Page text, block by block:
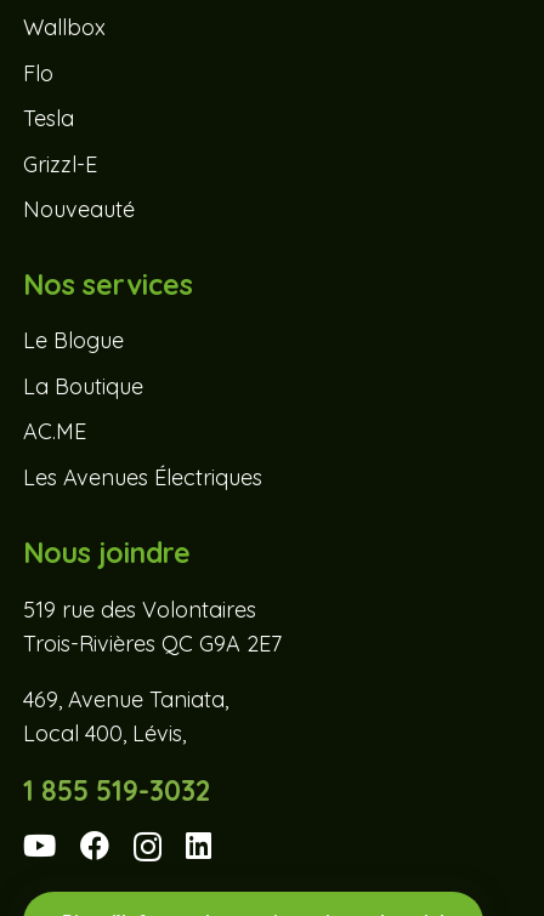
Wallbox
Flo
Tesla
Grizzl-E
Nouveauté
Nos services
Le Blogue
La Boutique
AC.ME
Les Avenues Électriques
Nous joindre
519 rue des Volontaires
Trois-Rivières QC G9A 2E7
469, Avenue Taniata,
Local 400, Lévis,
1 855 519-3032